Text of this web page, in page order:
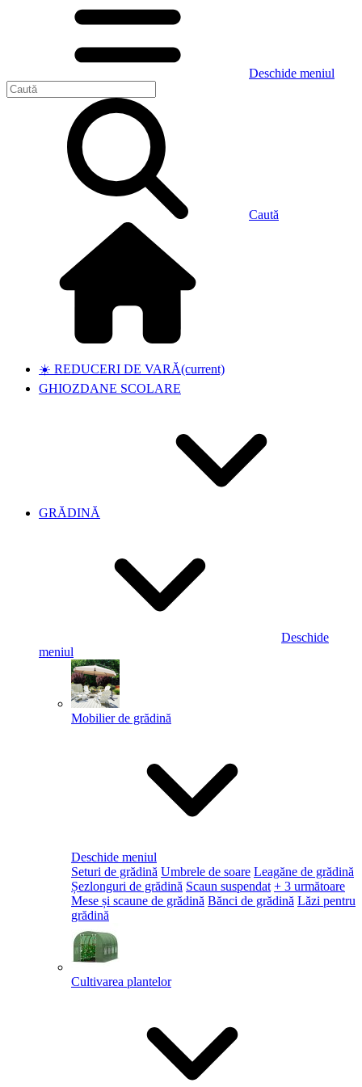
Deschide meniul
Caută
☀️ REDUCERI DE VARĂ(current)
GHIOZDANE SCOLARE
GRĂDINĂ
Deschide
meniul
Mobilier de grădină
Deschide meniul
Seturi de grădină Umbrele de soare Leagăne de grădină
Șezlonguri de grădină Scaun suspendat + 3 următoare
Mese și scaune de grădină Bănci de grădină Lăzi pentru
grădină
Cultivarea plantelor